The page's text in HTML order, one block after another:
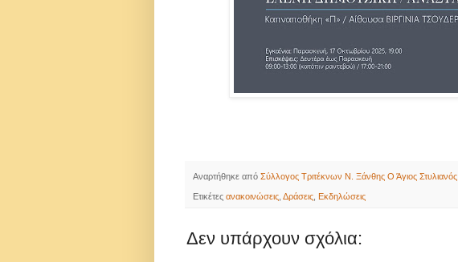
Αναρτήθηκε από Σύλλογος Τριτέκνων Ν. Ξάνθης Ο Άγιος Στυλιανός
Ετικέτες ανακοινώσεις Δράσεις Εκδηλώσεις
Δεν υπάρχουν σχόλια: